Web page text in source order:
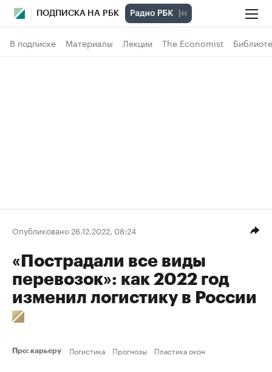
ПОДПИСКА НА РБК
В подписке Материалы Лекции The Economist
Опубликовано 26.12.2022, 08:24
«Пострадали все виды
перевозок»: как 2022 год
изменил логистику в России
Про: карьеру Логистика Прогнозы Пластика окон